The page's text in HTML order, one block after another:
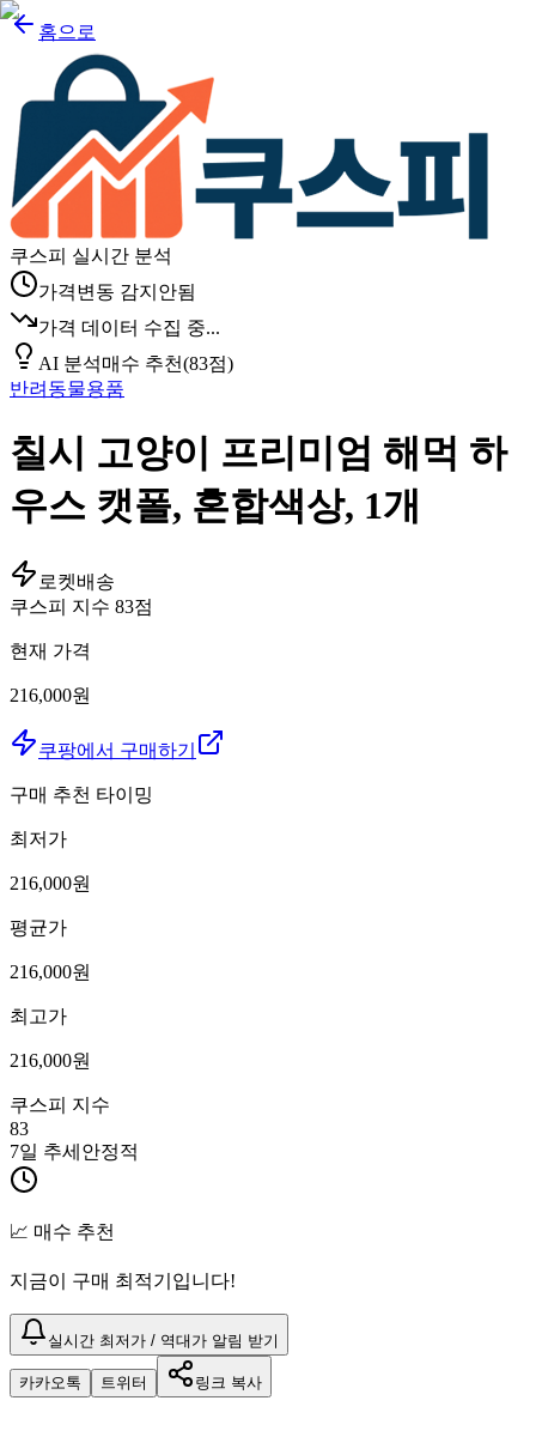
홈으로
쿠스피 실시간 분석
가격변동 감지안됨
가격 데이터 수집 중...
AI 분석매수 추천(83점)
반려동물용품
칠시 고양이 프리미엄 해먹 하
우스 캣폴, 혼합색상, 1개
로켓배송
쿠스피 지수 83점
현재 가격
216,000원
쿠팡에서 구매하기
구매 추천 타이밍
최저가
216,000원
평균가
216,000원
최고가
216,000원
쿠스피 지수
83
7일 추세 안정적
📈 매수 추천
지금이 구매 최적기입니다!
실시간 최저가 / 역대가 알림 받기
카카오톡 트위터 링크 복사